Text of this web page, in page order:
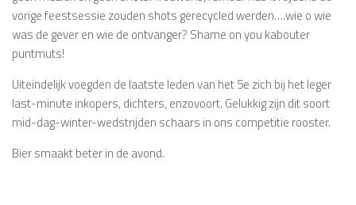
vorige feestsessie zouden shots gerecycled werden….wie o wie
was de gever en wie de ontvanger? Shame on you kabouter
puntmuts!
Uiteindelijk voegden de laatste leden van het 5e zich bij het leger
last-minute inkopers, dichters, enzovoort. Gelukkig zijn dit soort
mid-dag-winter-wedstrijden schaars in ons competitie rooster.
Bier smaakt beter in de avond.